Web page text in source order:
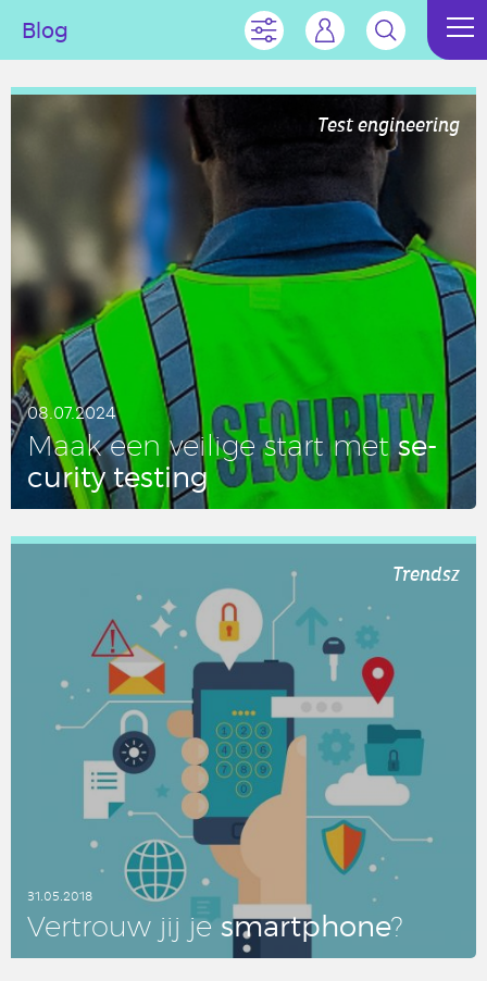
Blog
Test engineering
08.07.2024
Maak een veilige start metse­
cu­ri­ty testing
LEES DIT ARTIKEL
Trendsz
31.05.2018
Ver­trouw jij jesmartpho­ne?